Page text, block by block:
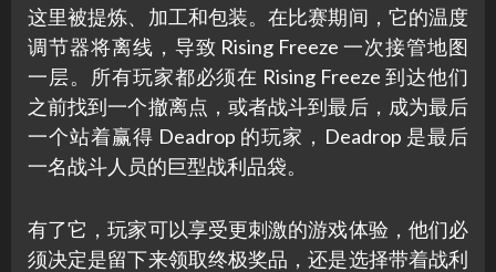
这里被提炼、加工和包装。在比赛期间，它的温度
调节器将离线，导致 Rising Freeze 一次接管地图
一层。所有玩家都必须在 Rising Freeze 到达他们
之前找到一个撤离点，或者战斗到最后，成为最后
一个站着赢得 Deadrop 的玩家，Deadrop 是最后
一名战斗人员的巨型战利品袋。
有了它，玩家可以享受更刺激的游戏体验，他们必
须决定是留下来领取终极奖品，还是选择带着战利